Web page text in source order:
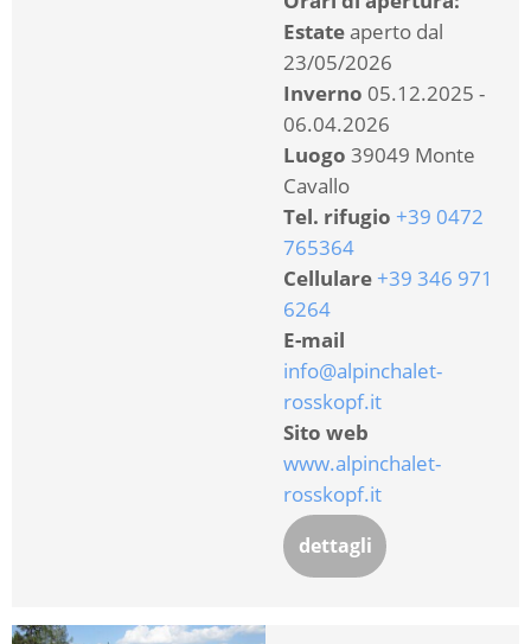
Estateaperto dal
23/05/2026
Inverno 05.12.2025 -
06.04.2026
Luogo 39049 Monte
Cavallo
Tel. rifugio +39 0472
765364
Cellulare +39 346 971
6264
E-mail
info@alpinchalet-
rosskopf.it
Sito web
www.alpinchalet-
rosskopf.it
dettagli